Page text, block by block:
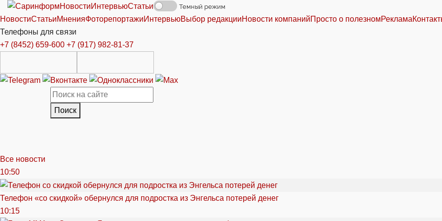
НовостиИнтервьюСтатьи Темный режим
НовостиСтатьиМненияФоторепортажиИнтервьюВыбор редакцииНовости компанийПросто о полезномРеклама
Телефоны для связи
+7 (8452) 659-600 +7 (917) 982-81-37
Поиск
Все новости
10:50
Телефон «со скидкой» обернулся для подростка из Энгельса потерей денег
10:15